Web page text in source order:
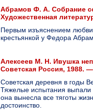
Абрамов Ф. А. Собрание
Художественная
Первым изъяснением
крестьянкой у Федора
Алексеев М. Н. Ивушка
Советская Россия, 1988.
Советская деревня в годы
Тяжелые испытания
она вынесла все тяготы
достоинство.